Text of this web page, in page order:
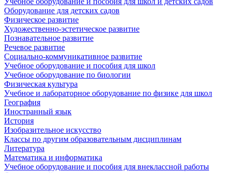
Оборудование для детских садов
Физическое развитие
Художественно-эстетическое развитие
Познавательное развитие
Речевое развитие
Социально-коммуникативное развитие
Учебное оборудование и пособия для школ
Учебное оборудование по биологии
Физическая культура
Учебное и лабораторное оборудование по физике для школ
География
Иностранный язык
История
Изобразительное искусство
Классы по другим образовательным дисциплинам
Литература
Математика и информатика
Учебное оборудование и пособия для внеклассной работы